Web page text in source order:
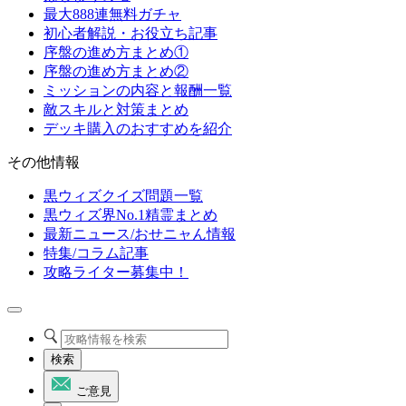
最大888連無料ガチャ
初心者解説・お役立ち記事
序盤の進め方まとめ①
序盤の進め方まとめ②
ミッションの内容と報酬一覧
敵スキルと対策まとめ
デッキ購入のおすすめを紹介
その他情報
黒ウィズクイズ問題一覧
黒ウィズ界No.1精霊まとめ
最新ニュース/おせニャん情報
特集/コラム記事
攻略ライター募集中！
検索
ご意見